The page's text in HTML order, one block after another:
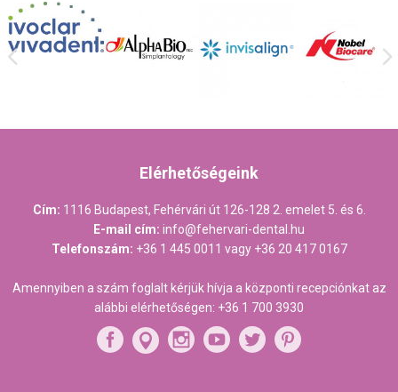
Elérhetőségeink
Cím: 1116 Budapest, Fehérvári út 126-128 2. emelet 5. és 6.
E-mail cím: info@fehervari-dental.hu
Telefonszám: +36 1 445 0011 vagy +36 20 417 0167
Amennyiben a szám foglalt kérjük hívja a központi recepciónkat az
alábbi elérhetőségen: +36 1 700 3930